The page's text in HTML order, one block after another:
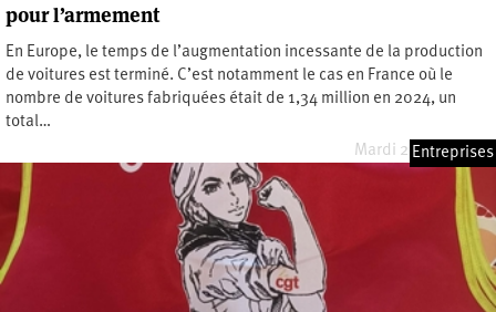
pour l’armement
En Europe, le temps de l’augmentation incessante de la production
de voitures est terminé. C’est notamment le cas en France où le
nombre de voitures fabriquées était de 1,34 million en 2024, un
total…
Mardi 25 mars 2025
Entreprises